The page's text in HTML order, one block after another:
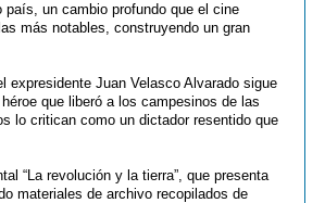
un cambio profundo que el cine
más notables, construyendo un gran
expresidente Juan Velasco Alvarado sigue
que liberó a los campesinos de las
lo critican como un dictador resentido que
“La revolución y la tierra”, que presenta
materiales de archivo recopilados de